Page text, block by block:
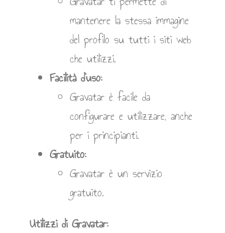
mantenere la stessa immagine
del profilo su tutti i siti web
che utilizzi.
Facilità d’uso:
Gravatar è facile da
configurare e utilizzare, anche
per i principianti.
Gratuito:
Gravatar è un servizio
gratuito.
Utilizzi di Gravatar: